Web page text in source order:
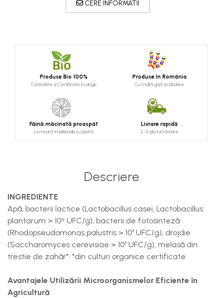
CERE INFORMATII
Produse Bio 100%
Controlate și Certificate Ecologic
Produse în România
Cu multă grijă și răbdare
Făină măcinată proaspăt
La moară traditionala cu piatră
Livrare rapidă
2-3 zile lucrătoare
Descriere
INGREDIENTE
Apă, bacterii lactice (Lactobacillus casei, Lactobacillus
plantarum > 10⁵ UFC/g), bacterii de fotosinteză
(Rhodopseudomonas palustris > 10³ UFC/g), drojdie
(Saccharomyces cerevisiae > 10³ UFC/g), melasă din
trestie de zahăr*. *din culturi organice certificate
Avantajele Utilizării Microorganismelor Eficiente în
Agricultură